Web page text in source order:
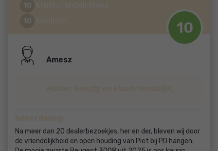
10
10
10
Amesz
Na meer dan 20 dealerbezoekjes, her en der, bleven wij door
de vriendelijkheid en open houding van Piet bij PD hangen.